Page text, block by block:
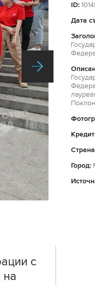
ID:
Дата
Город:
с